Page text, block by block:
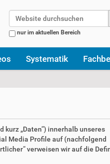
nur im aktuellen Bereich
Systematik
„Daten“) innerhalb unseres
Media Profile auf (nachfolgend
verweisen wir auf die